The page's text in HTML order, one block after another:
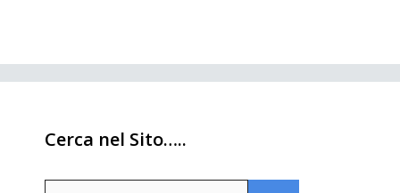
Cerca nel Sito…..